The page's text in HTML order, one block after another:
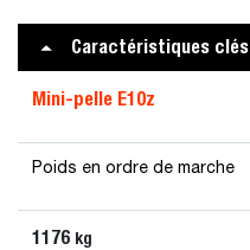
Caractéristiques clés
Mini-pelle E10z
Poids en ordre de marche
1176 kg